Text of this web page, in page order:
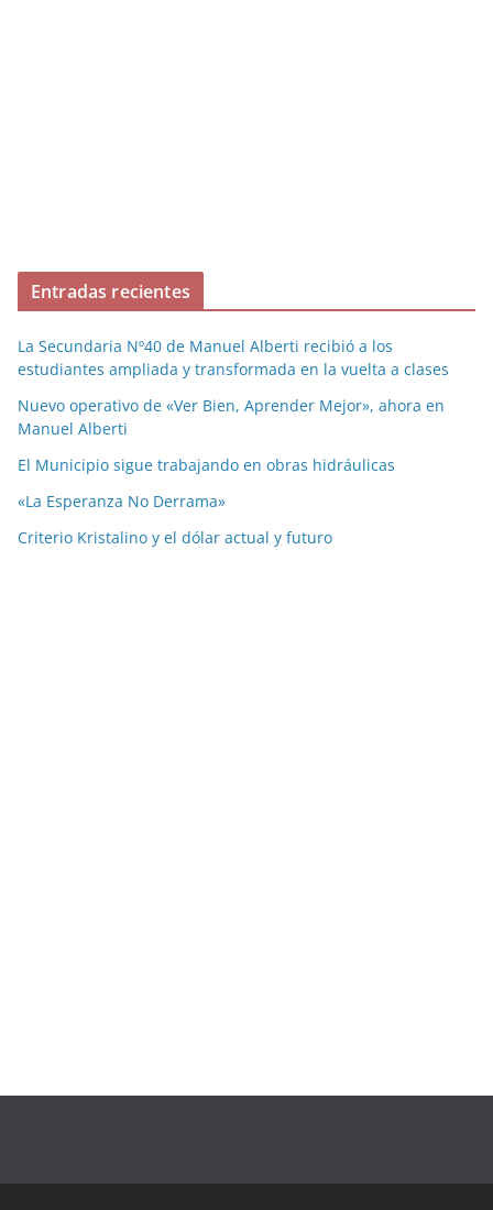
Entradas recientes
La Secundaria Nº40 de Manuel Alberti recibió a los
estudiantes ampliada y transformada en la vuelta a clases
Nuevo operativo de «Ver Bien, Aprender Mejor», ahora en
Manuel Alberti
El Municipio sigue trabajando en obras hidráulicas
«La Esperanza No Derrama»
Criterio Kristalino y el dólar actual y futuro